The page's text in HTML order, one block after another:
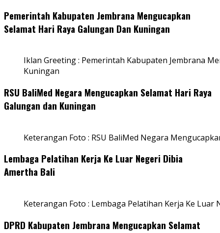
Pemerintah Kabupaten Jembrana Mengucapkan
Selamat Hari Raya Galungan Dan Kuningan
Iklan Greeting : Pemerintah Kabupaten Jembrana
Kuningan
RSU BaliMed Negara Mengucapkan Selamat Hari Raya
Galungan dan Kuningan
Keterangan Foto : RSU BaliMed Negara
Lembaga Pelatihan Kerja Ke Luar Negeri Dibia
Amertha Bali
Keterangan Foto : Lembaga Pelatihan Kerja Ke Luar
DPRD Kabupaten Jembrana Mengucapkan Selamat